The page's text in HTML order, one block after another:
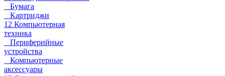
Бумага
Картриджи
12 Компьютерная
техника
Периферийные
устройства
Компьютерные
аксессуары